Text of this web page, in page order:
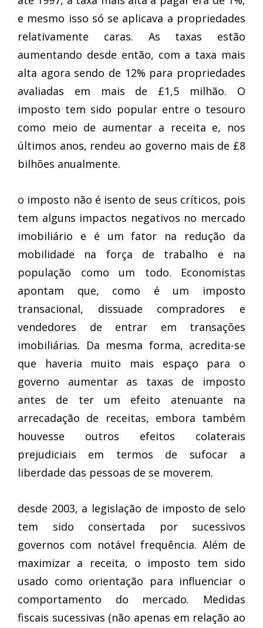
e mesmo isso só se aplicava a propriedades
relativamente caras. As taxas estão
aumentando desde então, com a taxa mais
alta agora sendo de 12% para propriedades
avaliadas em mais de £1,5 milhão. O
imposto tem sido popular entre o tesouro
como meio de aumentar a receita e, nos
últimos anos, rendeu ao governo mais de £8
bilhões anualmente.
o imposto não é isento de seus críticos, pois
tem alguns impactos negativos no mercado
imobiliário e é um fator na redução da
mobilidade na força de trabalho e na
população como um todo. Economistas
apontam que, como é um imposto
transacional, dissuade compradores e
vendedores de entrar em transações
imobiliárias. Da mesma forma, acredita-se
que haveria muito mais espaço para o
governo aumentar as taxas de imposto
antes de ter um efeito atenuante na
arrecadação de receitas, embora também
houvesse outros efeitos colaterais
prejudiciais em termos de sufocar a
liberdade das pessoas de se moverem.
desde 2003, a legislação de imposto de selo
tem sido consertada por sucessivos
governos com notável frequência. Além de
maximizar a receita, o imposto tem sido
usado como orientação para influenciar o
comportamento do mercado. Medidas
fiscais sucessivas (não apenas em relação ao